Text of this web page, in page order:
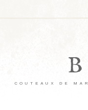
COUTEAUX DE